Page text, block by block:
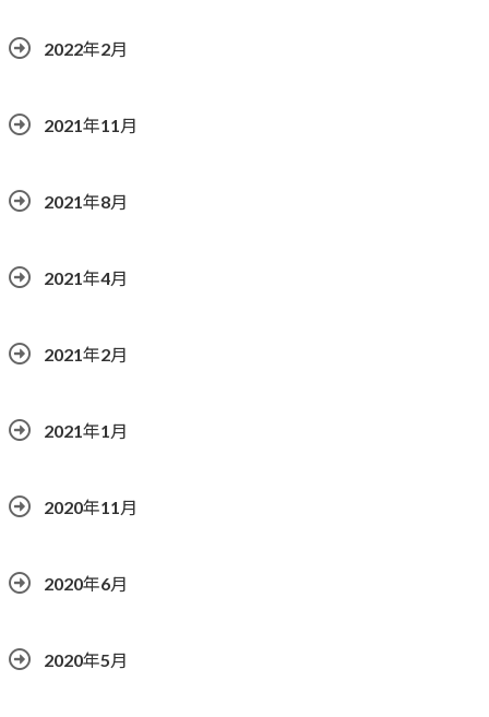
2022年2月
2021年11月
2021年8月
2021年4月
2021年2月
2021年1月
2020年11月
2020年6月
2020年5月